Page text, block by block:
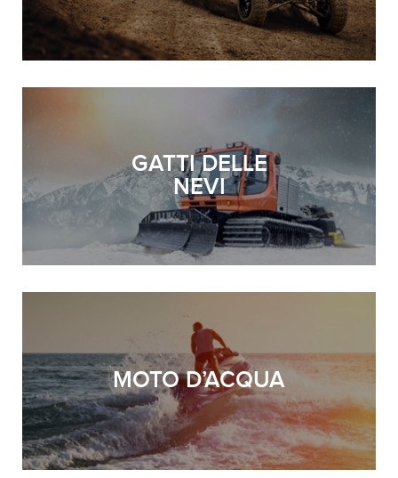
GATTI DELLE
NEVI
MOTO D’ACQUA